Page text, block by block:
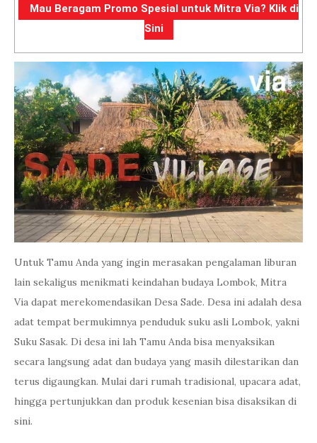
Mau Beragam Promo Spesial untuk Mitra Via? Klik di
Sini
Untuk Tamu Anda yang ingin merasakan pengalaman liburan
lain sekaligus menikmati keindahan budaya Lombok, Mitra
Via dapat merekomendasikan Desa Sade. Desa ini adalah desa
adat tempat bermukimnya penduduk suku asli Lombok, yakni
Suku Sasak. Di desa ini lah Tamu Anda bisa menyaksikan
secara langsung adat dan budaya yang masih dilestarikan dan
terus digaungkan. Mulai dari rumah tradisional, upacara adat,
hingga pertunjukkan dan produk kesenian bisa disaksikan di
sini.